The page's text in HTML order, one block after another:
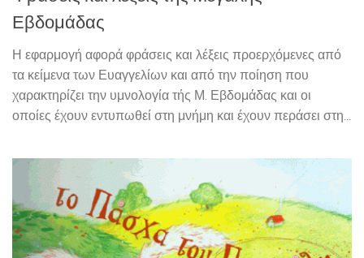
Εβδομάδας
Η εφαρμογή αφορά φράσεις και λέξεις προερχόμενες από
τα κείμενα των Ευαγγελίων και από την ποίηση που
χαρακτηρίζει την υμνολογία τής Μ. Εβδομάδας και οι
οποίες έχουν εντυπωθεί στη μνήμη και έχουν περάσει στη...